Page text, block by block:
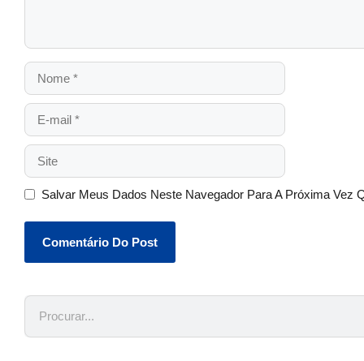
Salvar Meus Dados Neste Navegador Para A Próxima Vez